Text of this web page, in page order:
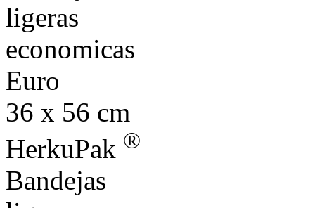
ligeras
economicas
Euro
36 x 56 cm
HerkuPak ®
Bandejas